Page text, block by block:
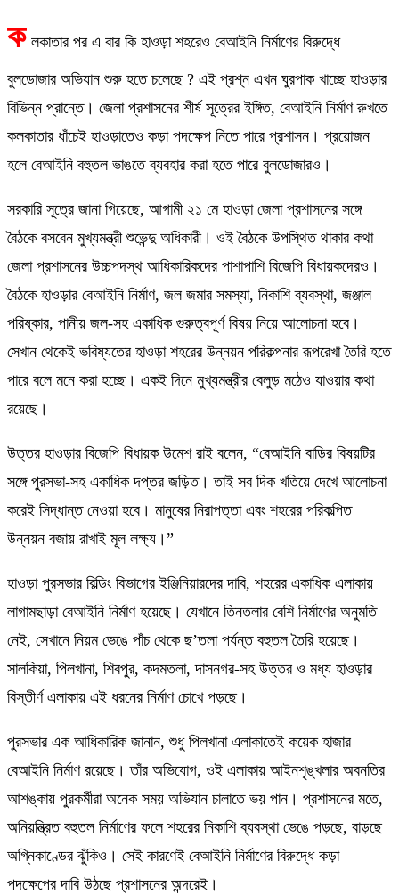
ক লকাতার পর এ বার কি হাওড়া শহরেও বেআইনি নির্মাণের বিরুদ্ধে
বুলডোজার অভিযান শুরু হতে চলেছে ? এই প্রশ্ন এখন ঘুরপাক খাচ্ছে হাওড়ার
বিভিন্ন প্রান্তে। জেলা প্রশাসনের শীর্ষ সূত্রের ইঙ্গিত, বেআইনি নির্মাণ রুখতে
কলকাতার ধাঁচেই হাওড়াতেও কড়া পদক্ষেপ নিতে পারে প্রশাসন। প্রয়োজন
হলে বেআইনি বহুতল ভাঙতে ব্যবহার করা হতে পারে বুলডোজারও।
সরকারি সূত্রে জানা গিয়েছে, আগামী ২১ মে হাওড়া জেলা প্রশাসনের সঙ্গে
বৈঠকে বসবেন মুখ্যমন্ত্রী শুভেন্দু অধিকারী। ওই বৈঠকে উপস্থিত থাকার কথা
জেলা প্রশাসনের উচ্চপদস্থ আধিকারিকদের পাশাপাশি বিজেপি বিধায়কদেরও।
বৈঠকে হাওড়ার বেআইনি নির্মাণ, জল জমার সমস্যা, নিকাশি ব্যবস্থা, জঞ্জাল
পরিষ্কার, পানীয় জল-সহ একাধিক গুরুত্বপূর্ণ বিষয় নিয়ে আলোচনা হবে।
সেখান থেকেই ভবিষ্যতের হাওড়া শহরের উন্নয়ন পরিকল্পনার রূপরেখা তৈরি হতে
পারে বলে মনে করা হচ্ছে। একই দিনে মুখ্যমন্ত্রীর বেলুড় মঠেও যাওয়ার কথা
রয়েছে।
উত্তর হাওড়ার বিজেপি বিধায়ক উমেশ রাই বলেন, “বেআইনি বাড়ির বিষয়টির
সঙ্গে পুরসভা-সহ একাধিক দপ্তর জড়িত। তাই সব দিক খতিয়ে দেখে আলোচনা
করেই সিদ্ধান্ত নেওয়া হবে। মানুষের নিরাপত্তা এবং শহরের পরিকল্পিত
উন্নয়ন বজায় রাখাই মূল লক্ষ্য।”
হাওড়া পুরসভার বিল্ডিং বিভাগের ইঞ্জিনিয়ারদের দাবি, শহরের একাধিক এলাকায়
লাগামছাড়া বেআইনি নির্মাণ হয়েছে। যেখানে তিনতলার বেশি নির্মাণের অনুমতি
নেই, সেখানে নিয়ম ভেঙে পাঁচ থেকে ছ’তলা পর্যন্ত বহুতল তৈরি হয়েছে।
সালকিয়া, পিলখানা, শিবপুর, কদমতলা, দাসনগর-সহ উত্তর ও মধ্য হাওড়ার
বিস্তীর্ণ এলাকায় এই ধরনের নির্মাণ চোখে পড়ছে।
পুরসভার এক আধিকারিক জানান, শুধু পিলখানা এলাকাতেই কয়েক হাজার
বেআইনি নির্মাণ রয়েছে। তাঁর অভিযোগ, ওই এলাকায় আইনশৃঙ্খলার অবনতির
আশঙ্কায় পুরকর্মীরা অনেক সময় অভিযান চালাতে ভয় পান। প্রশাসনের মতে,
অনিয়ন্ত্রিত বহুতল নির্মাণের ফলে শহরের নিকাশি ব্যবস্থা ভেঙে পড়ছে, বাড়ছে
অগ্নিকাণ্ডের ঝুঁকিও। সেই কারণেই বেআইনি নির্মাণের বিরুদ্ধে কড়া
পদক্ষেপের দাবি উঠছে প্রশাসনের অন্দরেই।